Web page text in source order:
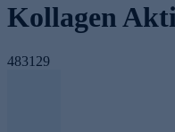
Kollagen
483129